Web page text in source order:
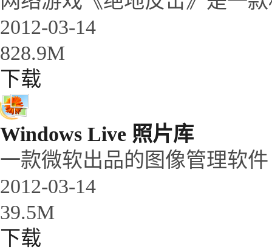
2012-03-14
828.9M
下载
Windows Live 照片库
一款微软出品的图像管理软件
2012-03-14
39.5M
下载